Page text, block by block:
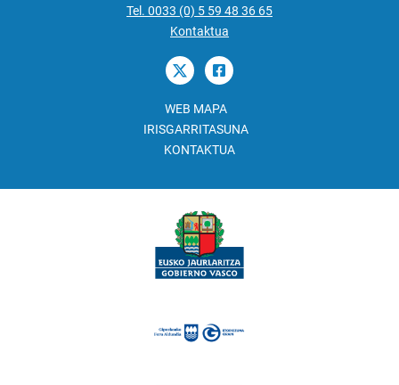
Tel. 0033 (0) 5 59 48 36 65
Kontaktua
WEB MAPA
IRISGARRITASUNA
KONTAKTUA